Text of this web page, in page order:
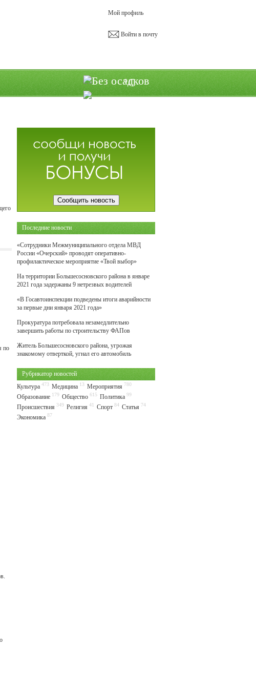
Мой профиль
Войти в почту
°C
по
Сообщить новость
Последние новости
«Сотрудники Межмуниципального отдела МВД
России «Очерский» проводят оперативно-
профилактическое мероприятие «Твой выбор»
На территории Большесосновского района в январе
2021 года задержаны 9 нетрезвых водителей
«В Госавтоинспекции подведены итоги аварийности
за первые дни января 2021 года»
Прокуратура потребовала незамедлительно
завершить работы по строительству ФАПов
Житель Большесосновского района, угрожая
знакомому отверткой, угнал его автомобиль
Рубрикатор новостей
Культура 473 Медицина 13 Мероприятия 780
Образование 179 Общество 615 Политика 99
Происшествия 349 Религия 41 Спорт 84 Статья 74
Экономика 87